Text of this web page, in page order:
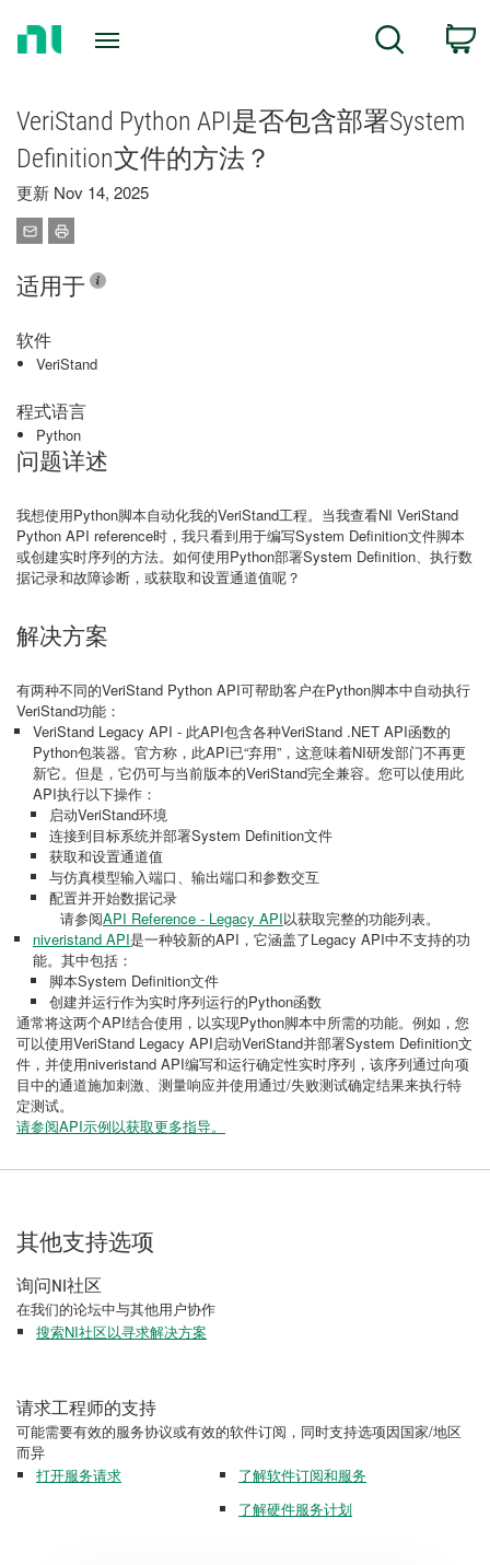
Search
VeriStand Python API是否包含部署System
Definition文件的方法？
更新 Nov 14, 2025
适用于
软件
VeriStand
程式语言
Python
问题详述
我想使用Python脚本自动化我的VeriStand工程。当我查看NI VeriStand
Python API reference时，我只看到用于编写System Definition文件脚本
或创建实时序列的方法。如何使用Python部署System Definition、执行数
据记录和故障诊断，或获取和设置通道值呢？
解决方案
有两种不同的VeriStand Python API可帮助客户在Python脚本中自动执行
VeriStand功能：
VeriStand Legacy API - 此API包含各种VeriStand .NET API函数的
Python包装器。官方称，此API已“弃用”，这意味着NI研发部门不再更
新它。但是，它仍可与当前版本的VeriStand完全兼容。您可以使用此
API执行以下操作：
启动VeriStand环境
连接到目标系统并部署System Definition文件
获取和设置通道值
与仿真模型输入端口、输出端口和参数交互
配置并开始数据记录
请参阅API Reference - Legacy API以获取完整的功能列表。
niveristand API是一种较新的API，它涵盖了Legacy API中不支持的功
能。其中包括：
脚本System Definition文件
创建并运行作为实时序列运行的Python函数
通常将这两个API结合使用，以实现Python脚本中所需的功能。例如，您
可以使用VeriStand Legacy API启动VeriStand并部署System Definition文
件，并使用niveristand API编写和运行确定性实时序列，该序列通过向项
目中的通道施加刺激、测量响应并使用通过/失败测试确定结果来执行特
定测试。
请参阅API示例以获取更多指导。
其他支持选项
询问NI社区
在我们的论坛中与其他用户协作
搜索NI社区以寻求解决方案
请求工程师的支持
可能需要有效的服务协议或有效的软件订阅，同时支持选项因国家/地区
而异
打开服务请求
了解软件订阅和服务
了解硬件服务计划